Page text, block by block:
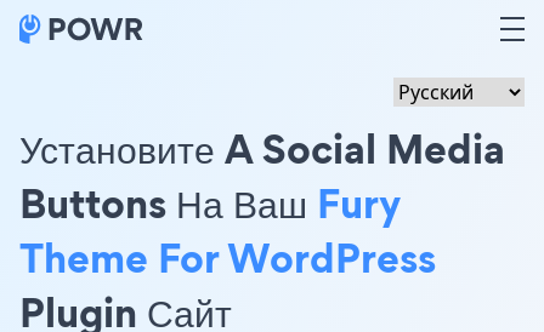
Установите A Social Media
Buttons На Ваш Fury
Theme For WordPress
Plugin Сайт